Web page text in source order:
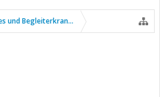
und Begleiterkrankungen